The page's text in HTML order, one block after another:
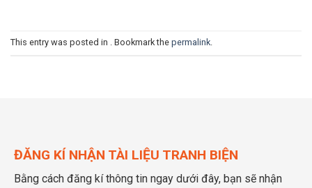
This entry was posted in . Bookmark the permalink
ĐĂNG KÍ NHẬN TÀI LIỆU TRANH BIỆN
Bằng cách đăng kí thông tin ngay dưới đây, bạn sẽ nhận